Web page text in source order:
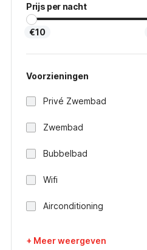
Prijs per nacht
€10
Voorzieningen
Privé Zwembad
Zwembad
Bubbelbad
Wifi
Airconditioning
+ Meer weergeven